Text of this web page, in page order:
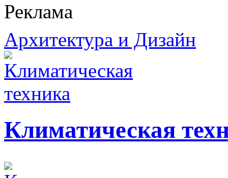
Реклама
Архитектура и Дизайн
Климатическая